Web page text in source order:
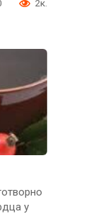
2к.
у